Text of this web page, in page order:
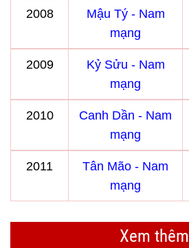
2008
Mậu Tý - Nam
mạng
2009
Kỷ Sửu - Nam
mạng
2010
Canh Dần - Nam
mạng
2011
Tân Mão - Nam
mạng
Xem thêm